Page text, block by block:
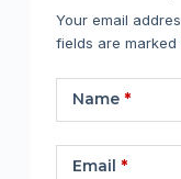
Your email
fields are marked
Name*
Email *